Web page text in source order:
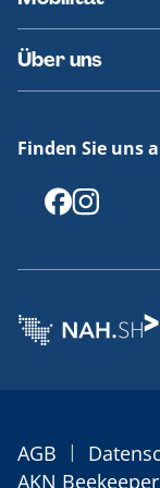
Fundsachen
Häufige Fragen
Barrierefreies
Erklärung
Über uns
Offenlegungen
Finden Sie uns
AGB |
AKN Beekeeper